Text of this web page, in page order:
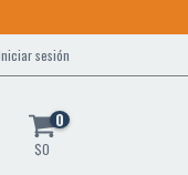
sesión
0
$0